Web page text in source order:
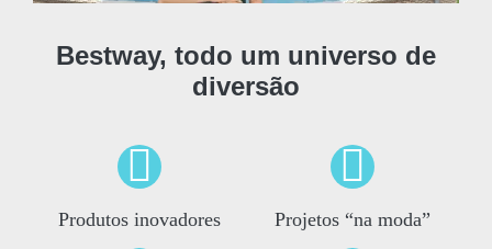
Bestway, todo um universo de
diversão
Produtos inovadores Projetos “na moda”